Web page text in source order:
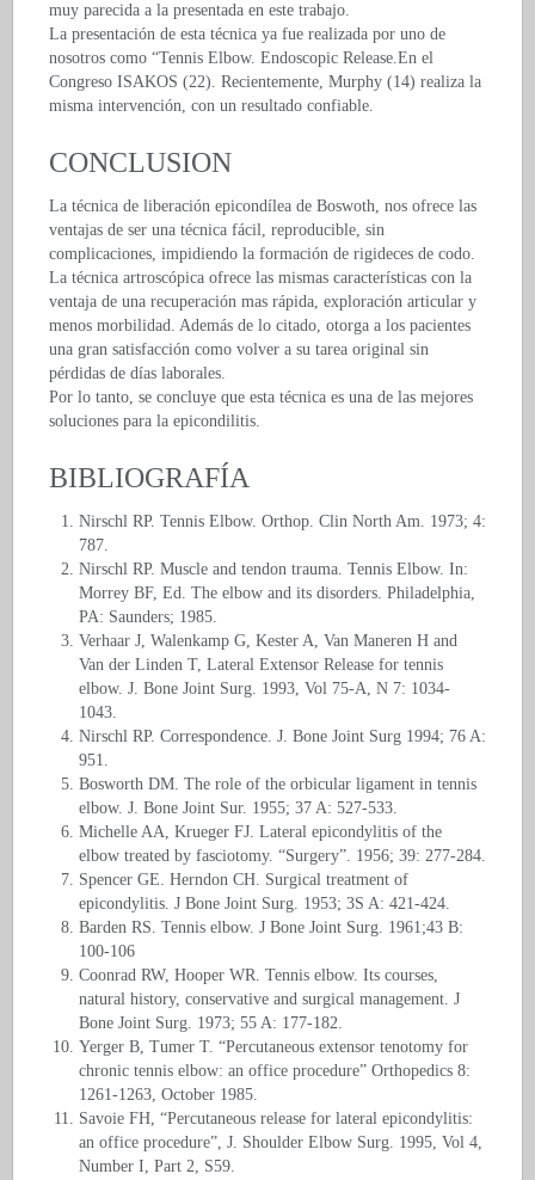
muy parecida a la presentada en este trabajo.
La presentación de esta técnica ya fue realizada por uno de
nosotros como “Tennis Elbow. Endoscopic Release.En el
Congreso ISAKOS (22). Recientemente, Murphy (14) realiza la
misma intervención, con un resultado confiable.
CONCLUSION
La técnica de liberación epicondílea de Boswoth, nos ofrece las
ventajas de ser una técnica fácil, reproducible, sin
complicaciones, impidiendo la formación de rigideces de codo.
La técnica artroscópica ofrece las mismas características con la
ventaja de una recuperación mas rápida, exploración articular y
menos morbilidad. Además de lo citado, otorga a los pacientes
una gran satisfacción como volver a su tarea original sin
pérdidas de días laborales.
Por lo tanto, se concluye que esta técnica es una de las mejores
soluciones para la epicondilitis.
BIBLIOGRAFÍA
Nirschl RP. Tennis Elbow. Orthop. Clin North Am. 1973; 4:
787.
Nirschl RP. Muscle and tendon trauma. Tennis Elbow. In:
Morrey BF, Ed. The elbow and its disorders. Philadelphia,
PA: Saunders; 1985.
Verhaar J, Walenkamp G, Kester A, Van Maneren H and
Van der Linden T, Lateral Extensor Release for tennis
elbow. J. Bone Joint Surg. 1993, Vol 75-A, N 7: 1034-
1043.
Nirschl RP. Correspondence. J. Bone Joint Surg 1994; 76 A:
951.
Bosworth DM. The role of the orbicular ligament in tennis
elbow. J. Bone Joint Sur. 1955; 37 A: 527-533.
Michelle AA, Krueger FJ. Lateral epicondylitis of the
elbow treated by fasciotomy. “Surgery”. 1956; 39: 277-284.
Spencer GE. Herndon CH. Surgical treatment of
epicondylitis. J Bone Joint Surg. 1953; 3S A: 421-424.
Barden RS. Tennis elbow. J Bone Joint Surg. 1961;43 B:
100-106
Coonrad RW, Hooper WR. Tennis elbow. Its courses,
natural history, conservative and surgical management. J
Bone Joint Surg. 1973; 55 A: 177-182.
Yerger B, Tumer T. “Percutaneous extensor tenotomy for
chronic tennis elbow: an office procedure” Orthopedics 8:
1261-1263, October 1985.
Savoie FH, “Percutaneous release for lateral epicondylitis:
an office procedure”, J. Shoulder Elbow Surg. 1995, Vol 4,
Number I, Part 2, S59.